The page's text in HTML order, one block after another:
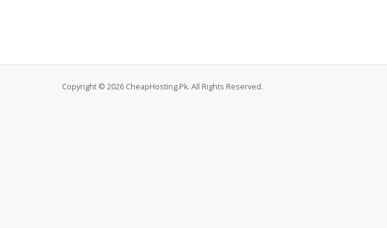
Copyright © 2026 CheapHosting.Pk. All Rights Reserved.